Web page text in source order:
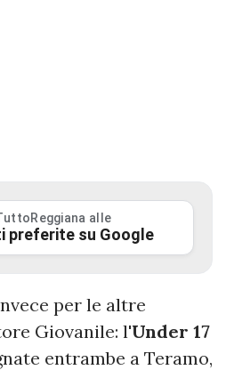
alle
preferite su Google
per le altre
Giovanile: l'Under 17
entrambe a Teramo,